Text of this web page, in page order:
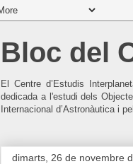
Bloc del
El Centre d’Estudis
dedicada a l'estudi dels
Internacional d’Astronàutica i
dimarts, 26 de novembre